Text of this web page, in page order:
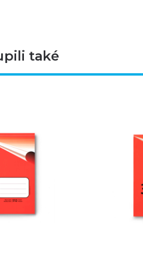
také